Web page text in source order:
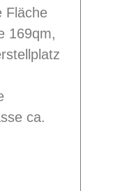
Fläche
169qm,
ca.